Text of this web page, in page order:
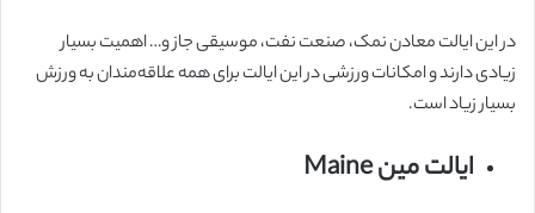
در این ایالت معادن نمک، صنعت نفت، موسیقی جاز و… اهمیت بسیار
زیادی دارند و امکانات ورزشی در این ایالت برای همه علاقه‌مندان به ورزش
بسیار زیاد است.
ایالت مین Maine